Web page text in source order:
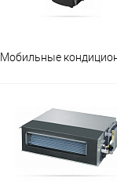
Мобильные